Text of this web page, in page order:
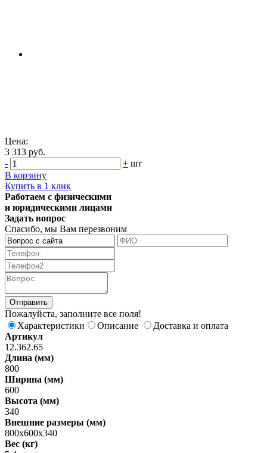
Цена:
3 313 руб.
-
+ шт
В корзину
Купить в 1 клик
Работаем с физическими
и юридическими лицами
Задать вопрос
Спасибо, мы Вам перезвоним
Пожалуйста, заполните все поля!
Характеристики
Описание
Доставка и оплата
Артикул
12.362.65
Длина (мм)
800
Ширина (мм)
600
Высота (мм)
340
Внешние размеры (мм)
800х600х340
Вес (кг)